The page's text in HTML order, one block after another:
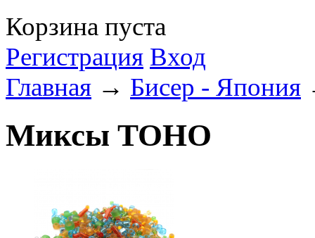
Корзина пуста
Регистрация Вход
Главная → Бисер - Япония
Миксы TOHO